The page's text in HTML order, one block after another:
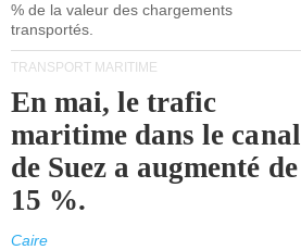
% de la valeur des chargements
transportés.
TRANSPORT MARITIME
En mai, le trafic
maritime dans le canal
de Suez a augmenté de
15 %.
Caire